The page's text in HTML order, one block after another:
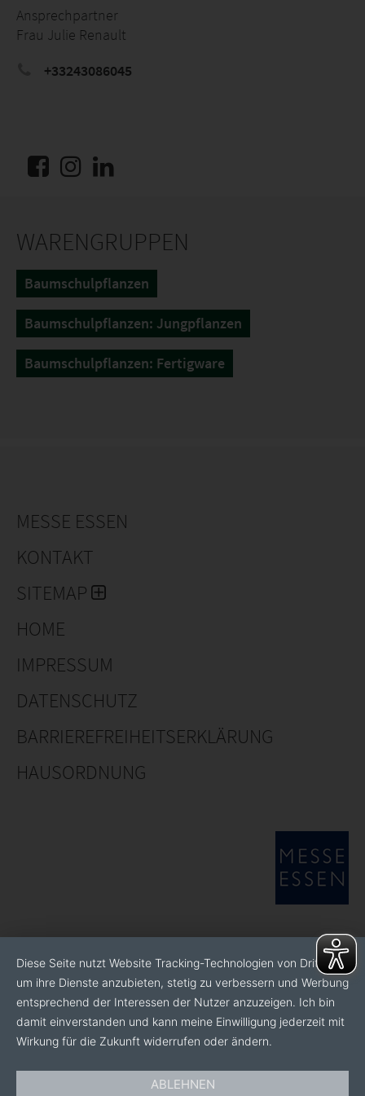
Ansprechpartner
Frau Julie Renault
+33243086045
WARENGRUPPEN
Baumschulpflanzen
Baumschulpflanzen: Jungpflanzen
Baumschulpflanzen: Fertigware
MESSE ESSEN
KONTAKT
SITEMAP
HOME
IMPRESSUM
DATENSCHUTZ
BARRIEREFREIHEITSERKLÄRUNG
HAUSORDNUNG
Diese Seite nutzt Website Tracking-Technologien von Dritten,
um ihre Dienste anzubieten, stetig zu verbessern und Werbung
entsprechend der Interessen der Nutzer anzuzeigen. Ich bin
damit einverstanden und kann meine Einwilligung jederzeit mit
Wirkung für die Zukunft widerrufen oder ändern.
ABLEHNEN